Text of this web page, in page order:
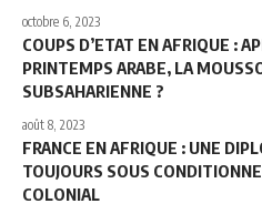
octobre 6, 2023
COUPS D’ETAT EN AFRIQUE :
PRINTEMPS ARABE, LA
SUBSAHARIENNE ?
août 8, 2023
FRANCE EN AFRIQUE : UNE
TOUJOURS SOUS
COLONIAL